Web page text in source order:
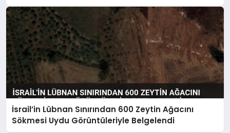
İsrail’in Lübnan Sınırından 600 Zeytin Ağacını
Sökmesi Uydu Görüntüleriyle Belgelendi